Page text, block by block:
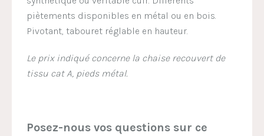
piètements disponibles en métal ou en bois.
Pivotant, tabouret réglable en hauteur.
Le prix indiqué concerne la chaise recouvert de
tissu cat A, pieds métal.
Posez-nous vos questions sur ce